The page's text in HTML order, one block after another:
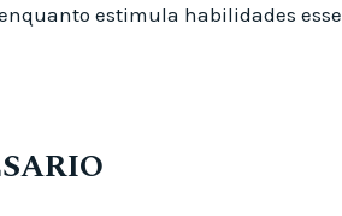
estimula habilidades